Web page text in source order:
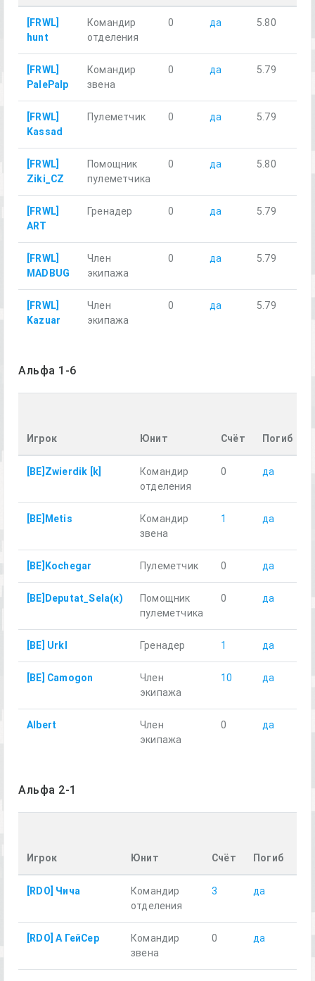
[FRWL]
hunt
Командир
отделения
0 да 5.80
[FRWL]
PalePalp
Командир
звена
0 да 5.79
[FRWL]
Kassad
Пулеметчик 0 да 5.79
[FRWL]
Ziki_CZ
Помощник
пулеметчика
0 да 5.80
[FRWL]
ART
Гренадер 0 да 5.79
[FRWL]
MADBUG
Член
экипажа
0 да 5.79
[FRWL]
Kazuar
Член
экипажа
0 да 5.79
Альфа 1-6
Игрок Юнит Счёт Погиб
[BE]Zwierdik [k]
Командир
отделения
0 да
[BE]Metis
Командир
звена
1 да
[BE]Kochegar Пулеметчик 0 да
[BE]Deputat_Sela(к)
Помощник
пулеметчика
0 да
[BE] Urkl Гренадер 1 да
[BE] Camogon
Член
экипажа
10 да
Albert
Член
экипажа
0 да
Альфа 2-1
Игрок Юнит Счёт Погиб
[RDO] Чича
Командир
отделения
3 да
[RDO] А ГейСер
Командир
звена
0 да